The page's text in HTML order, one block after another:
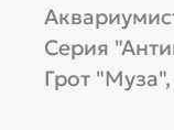
Серия
Грот